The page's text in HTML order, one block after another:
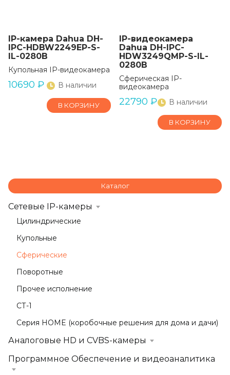
IP-камера Dahua DH-
IPC-HDBW2249EP-S-
IL-0280B
Купольная IP-видеокамера
10690 ₽ В наличии
В КОРЗИНУ
IP-видеокамера
Dahua DH-IPC-
HDW3249QMP-S-IL-
0280B
Сферическая IP-
видеокамера
22790 ₽ В наличии
В КОРЗИНУ
Каталог
Сетевые IP-камеры
Цилиндрические
Купольные
Сферические
Поворотные
Прочее исполнение
СТ-1
Серия HOME (коробочные решения для дома и дачи)
Аналоговые HD и CVBS-камеры
Программное Обеспечение и видеоаналитика